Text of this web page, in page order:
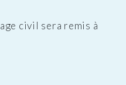
civil sera remis à